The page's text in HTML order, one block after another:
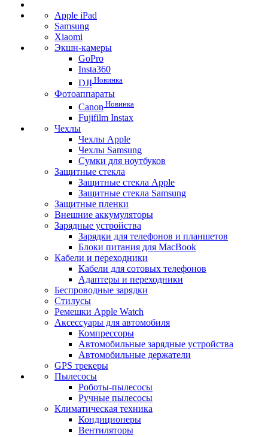
Apple iPad
Samsung
Xiaomi
Экшн-камеры
GoPro
Insta360
DJI Новинка
Фотоаппараты
Canon Новинка
Fujifilm Instax
Чехлы
Чехлы Apple
Чехлы Samsung
Сумки для ноутбуков
Защитные стекла
Защитные стекла Apple
Защитные стекла Samsung
Защитные пленки
Внешние аккумуляторы
Зарядные устройства
Зарядки для телефонов и планшетов
Блоки питания для MacBook
Кабели и переходники
Кабели для сотовых телефонов
Адаптеры и переходники
Беспроводные зарядки
Стилусы
Ремешки Apple Watch
Аксессуары для автомобиля
Компрессоры
Автомобильные зарядные устройства
Автомобильные держатели
GPS трекеры
Пылесосы
Роботы-пылесосы
Ручные пылесосы
Климатическая техника
Кондиционеры
Вентиляторы